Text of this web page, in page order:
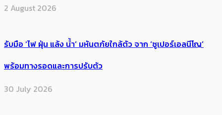
2 August 2026
รับมือ ‘ไฟ ฝุ่น แล้ง น้ำ’ มหันตภัยใกล้ตัว จาก ‘ซูเปอร์เอลนีโญ’
พร้อมทางรอดและการปรับตัว
30 July 2026